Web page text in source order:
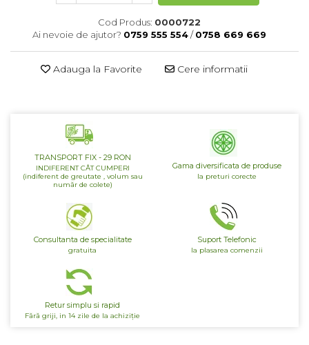
Seminte de dovlecei
Patrunjel de radacina
Seminte de broccoli
Seminte de morcov
Marar
Seminte telina de radacina
Semințe de Gulii
Seminte de spanac
Seminte Mazare
Telina de petiol
Clesti
Pistoale pentru capse si pentru
Set tubulare
Chei hexagonale
Ciocane & dalti
Tarozi, filiere si capete de
Dalti si poansoane cu litere si
Pompa de picior
Lanterne si lampi frontale
Echipament de protectie
Aparat pentru legat plante cu
Cod Produs: 0000722
Ai nevoie de ajutor? 0759 555 554/0758 669 669
Adauga la Favorite Cere informatii
TRANSPORT FIX - 29 RON
INDIFERENT CÂT CUMPERI
(indiferent de greutate , volum sau
număr de colete)
Gama diversificata de produse
la preturi corecte
Consultanta de specialitate
gratuita
Suport Telefonic
la plasarea comenzii
Retur simplu si rapid
Fără griji, in 14 zile de la achiziție